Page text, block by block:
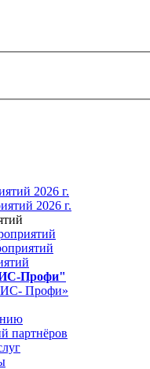
2026 г.
2026 г.
Профи"
Профи»
партнёров